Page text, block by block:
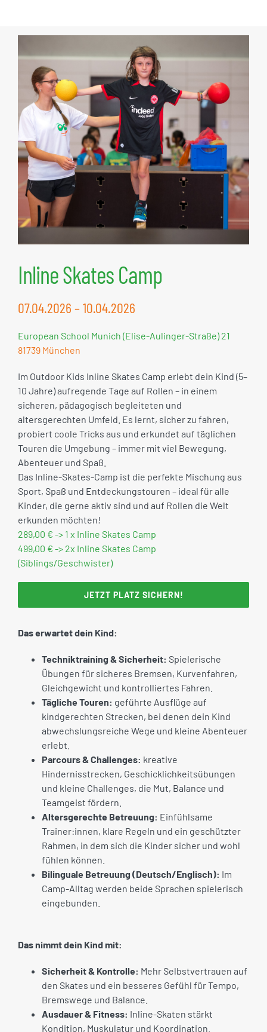
Inline Skates Camp
07.04.2026 – 10.04.2026
European School Munich (Elise-Aulinger-Straße) 21
81739 München
Im Outdoor Kids Inline Skates Camp erlebt dein Kind (5–
10 Jahre) aufregende Tage auf Rollen – in einem
sicheren, pädagogisch begleiteten und
altersgerechten Umfeld. Es lernt, sicher zu fahren,
probiert coole Tricks aus und erkundet auf täglichen
Touren die Umgebung – immer mit viel Bewegung,
Abenteuer und Spaß.
Das Inline-Skates-Camp ist die perfekte Mischung aus
Sport, Spaß und Entdeckungstouren – ideal für alle
Kinder, die gerne aktiv sind und auf Rollen die Welt
erkunden möchten!
289,00 € -> 1 x Inline Skates Camp
499,00 € -> 2x Inline Skates Camp
(Siblings/Geschwister)
JETZT PLATZ SICHERN!
Das erwartet dein Kind:
Techniktraining & Sicherheit: Spielerische
Übungen für sicheres Bremsen, Kurvenfahren,
Gleichgewicht und kontrolliertes Fahren.
Tägliche Touren: geführte Ausflüge auf
kindgerechten Strecken, bei denen dein Kind
abwechslungsreiche Wege und kleine Abenteuer
erlebt.
Parcours & Challenges: kreative
Hindernisstrecken, Geschicklichkeitsübungen
und kleine Challenges, die Mut, Balance und
Teamgeist fördern.
Altersgerechte Betreuung: Einfühlsame
Trainer:innen, klare Regeln und ein geschützter
Rahmen, in dem sich die Kinder sicher und wohl
fühlen können.
Bilinguale Betreuung (Deutsch/Englisch): Im
Camp-Alltag werden beide Sprachen spielerisch
eingebunden.
Das nimmt dein Kind mit:
Sicherheit & Kontrolle: Mehr Selbstvertrauen auf
den Skates und ein besseres Gefühl für Tempo,
Bremswege und Balance.
Ausdauer & Fitness: Inline-Skaten stärkt
Kondition, Muskulatur und Koordination.